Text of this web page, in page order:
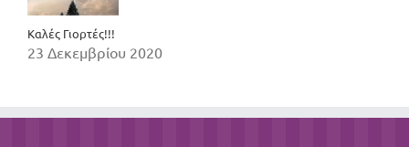
Καλές Γιορτές!!!
23 Δεκεμβρίου 2020